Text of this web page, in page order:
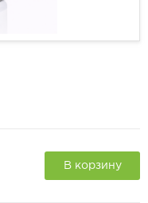
В корзину